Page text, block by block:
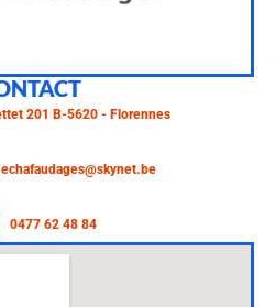
201 B-5620 - Florennes
0477 62 48 84